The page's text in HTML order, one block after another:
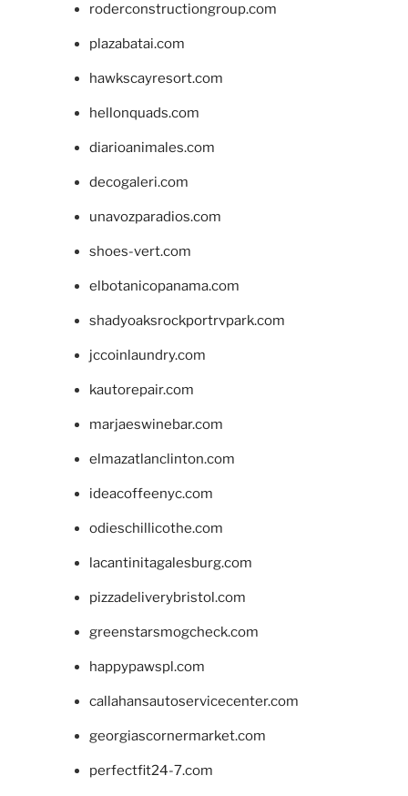
roderconstructiongroup.com
plazabatai.com
hawkscayresort.com
hellonquads.com
diarioanimales.com
decogaleri.com
unavozparadios.com
shoes-vert.com
elbotanicopanama.com
shadyoaksrockportrvpark.com
jccoinlaundry.com
kautorepair.com
marjaeswinebar.com
elmazatlanclinton.com
ideacoffeenyc.com
odieschillicothe.com
lacantinitagalesburg.com
pizzadeliverybristol.com
greenstarsmogcheck.com
happypawspl.com
callahansautoservicecenter.com
georgiascornermarket.com
perfectfit24-7.com